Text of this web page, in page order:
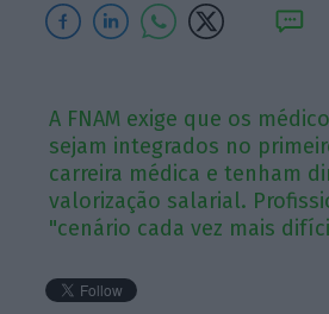
A FNAM exige que os
sejam integrados no
carreira médica e tenham
valorização salarial.
"cenário cada vez mais